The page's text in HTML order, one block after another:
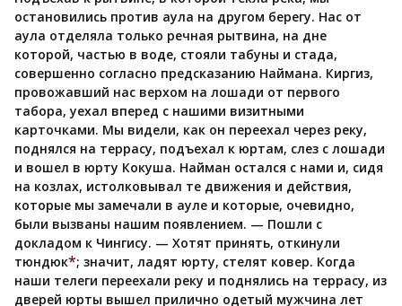
остановились против аула на другом берегу. Нас от
аула отделяла только речная рытвина, на дне
которой, частью в воде, стояли табуны и стада,
совершенно согласно предсказанию Наймана. Киргиз,
провожавший нас верхом на лошади от первого
табора, уехал вперед с нашими визитными
карточками. Мы видели, как он переехал через реку,
поднялся на террасу, подъехал к юртам, слез с лошади
и вошел в юрту Кокуша. Найман остался с нами и, сидя
на козлах, истолковывал те движения и действия,
которые мы замечали в ауле и которые, очевидно,
были вызваны нашим появлением. — Пошли с
докладом к Чингису. — Хотят принять, откинули
тюндюк*; значит, ладят юрту, стелят ковер. Когда
наши телеги переехали реку и поднялись на террасу, из
дверей юрты вышел прилично одетый мужчина лет